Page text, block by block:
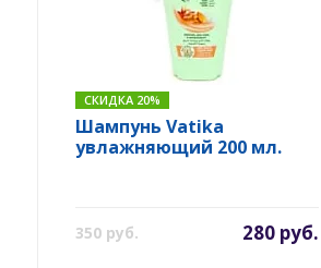
СКИДКА 20%
Шампунь Vatika
увлажняющий 200 мл.
350 руб. 280 руб.